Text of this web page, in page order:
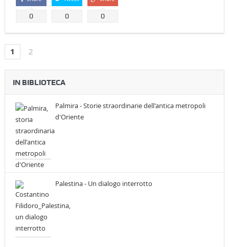
0 0 0
1 2
IN BIBLIOTECA
Palmira - Storie straordinarie dell'antica metropoli
d'Oriente
Palestina - Un dialogo interrotto